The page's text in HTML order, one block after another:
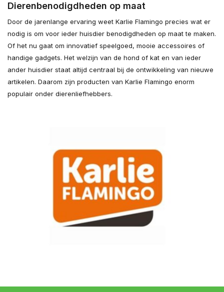
Dierenbenodigdheden op maat
Door de jarenlange ervaring weet Karlie Flamingo precies wat er
nodig is om voor ieder huisdier benodigdheden op maat te maken.
Of het nu gaat om innovatief speelgoed, mooie accessoires of
handige gadgets. Het welzijn van de hond of kat en van ieder
ander huisdier staat altijd centraal bij de ontwikkeling van nieuwe
artikelen. Daarom zijn producten van Karlie Flamingo enorm
populair onder dierenliefhebbers.